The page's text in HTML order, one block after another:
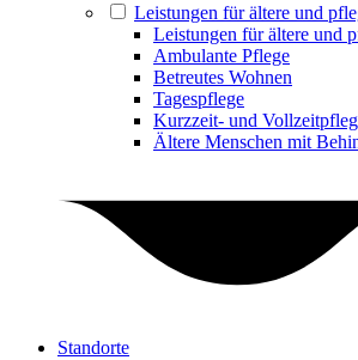
Leistungen für ältere und
Leistungen für ältere und
Ambulante Pflege
Betreutes Wohnen
Tagespflege
Kurzzeit- und
Ältere Menschen mit
Standorte